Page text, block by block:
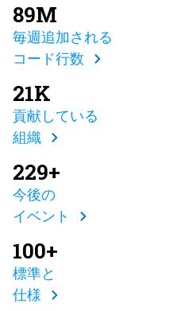
89M
毎週追加される
コード行数
21K
貢献している
組織
229+
今後の
イベント
100+
標準と
仕様